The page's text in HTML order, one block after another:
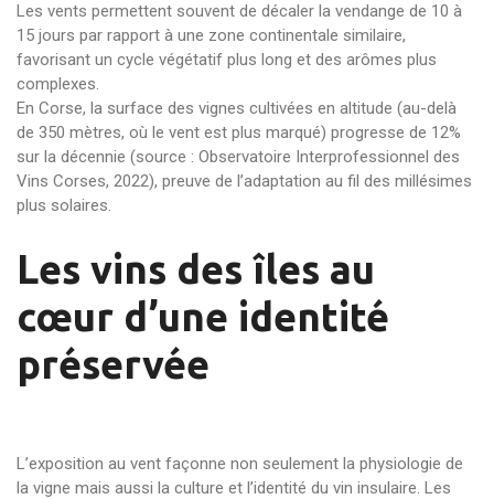
Les vents permettent souvent de décaler la vendange de 10 à
15 jours par rapport à une zone continentale similaire,
favorisant un cycle végétatif plus long et des arômes plus
complexes.
En Corse, la surface des vignes cultivées en altitude (au-delà
de 350 mètres, où le vent est plus marqué) progresse de 12%
sur la décennie (source : Observatoire Interprofessionnel des
Vins Corses, 2022), preuve de l’adaptation au fil des millésimes
plus solaires.
Les vins des îles au
cœur d’une identité
préservée
L’exposition au vent façonne non seulement la physiologie de
la vigne mais aussi la culture et l’identité du vin insulaire. Les